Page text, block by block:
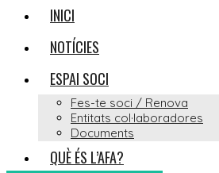
INICI
NOTÍCIES
ESPAI SOCI
Fes-te soci / Renova
Entitats col·laboradores
Documents
QUÈ ÉS L’AFA?